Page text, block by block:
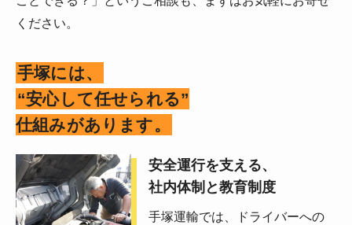
ください。
手塚には、
“安心して任せられる”
仕組みがあります。
安全運行を支える、
社内体制と教育制度
手塚運輸では、ドライバーへの